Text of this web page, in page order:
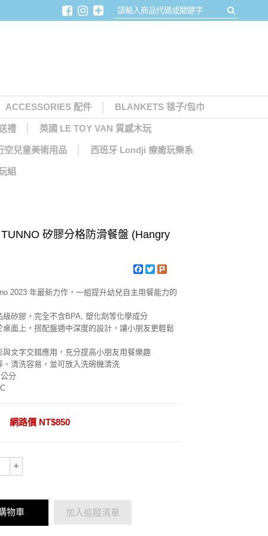
ACCESSORIES 配件 BLANKETS 毯子/包巾
禮 英國 LE TOY VAN 質感木玩
空兒童美術用品 西班牙 Londji 療癒玩樂系
組
矽膠分格防滑餐盤 (Hangry
Facebook
Twitter
2023 年最新力作，一組提升幼兒自主用餐能力的
級矽膠，完全不含BPA, 塑化劑等化學成分
桌面上，搭配盤適中深度的設計，讓小朋友更輕鬆
與文字交錯應用，充分提高小朋友用餐樂趣
、清洗容易，並可放入洗碗機清洗
分
網路價 NT$850
物車 加入追蹤清單